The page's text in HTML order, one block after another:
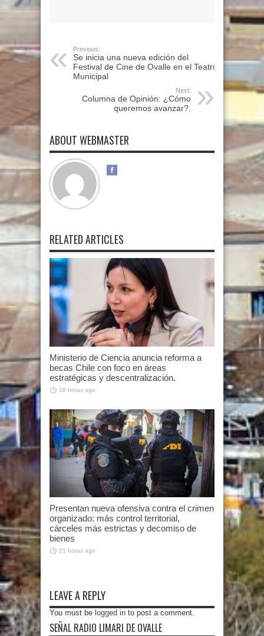
Previous:
Se inicia una nueva edición del
Festival de Cine de Ovalle en el Teatro
Municipal
Next:
Columna de Opinión: ¿Cómo
queremos avanzar?.
ABOUT WEBMASTER
RELATED ARTICLES
Ministerio de Ciencia anuncia reforma a
becas Chile con foco en áreas
estratégicas y descentralización.
18 horas ago
Presentan nueva ofensiva contra el crimen
organizado: más control territorial,
cárceles más estrictas y decomiso de
bienes
21 horas ago
LEAVE A REPLY
You must be logged in to post a comment.
SEÑAL RADIO LIMARI DE OVALLE